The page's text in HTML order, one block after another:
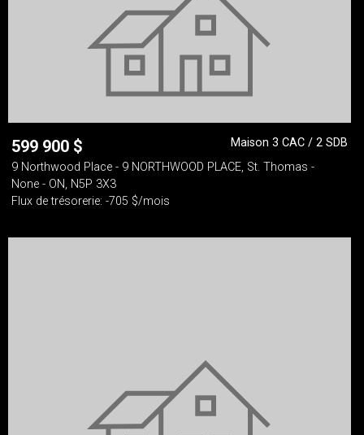
599 900 $
Maison 3 CAC / 2 SDB
9 Northwood Place - 9 NORTHWOOD PLACE, St. Thomas -
None - ON, N5P 3X3
Flux de trésorerie: -705 $/mois